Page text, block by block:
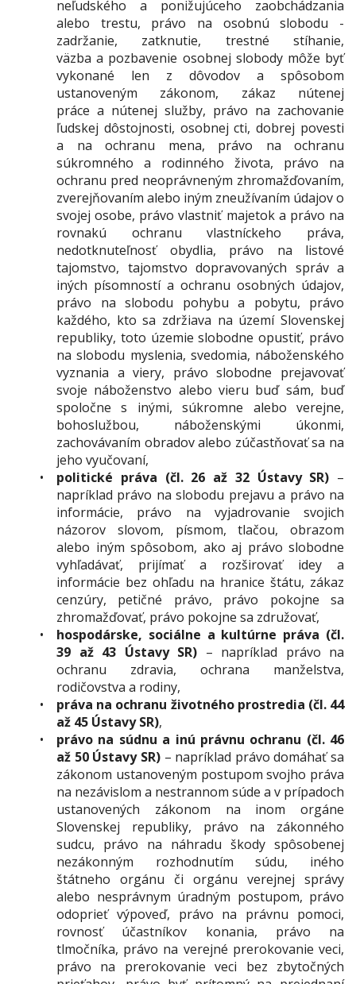
neľudského a ponižujúceho zaobchádzania
alebo trestu, právo na osobnú slobodu -
zadržanie, zatknutie, trestné stíhanie,
väzba a pozbavenie osobnej slobody môže byť
vykonané len z dôvodov a spôsobom
ustanoveným zákonom, zákaz nútenej
práce a nútenej služby, právo na zachovanie
ľudskej dôstojnosti, osobnej cti, dobrej povesti
a na ochranu mena, právo na ochranu
súkromného a rodinného života, právo na
ochranu pred neoprávneným zhromažďovaním,
zverejňovaním alebo iným zneužívaním údajov o
svojej osobe, právo vlastniť majetok a právo na
rovnakú ochranu vlastníckeho práva,
nedotknuteľnosť obydlia, právo na listové
tajomstvo, tajomstvo dopravovaných správ a
iných písomností a ochranu osobných údajov,
právo na slobodu pohybu a pobytu, právo
každého, kto sa zdržiava na území Slovenskej
republiky, toto územie slobodne opustiť, právo
na slobodu myslenia, svedomia, náboženského
vyznania a viery, právo slobodne prejavovať
svoje náboženstvo alebo vieru buď sám, buď
spoločne s inými, súkromne alebo verejne,
bohoslužbou, náboženskými úkonmi,
zachovávaním obradov alebo zúčastňovať sa na
jeho vyučovaní,
politické práva (čl. 26 až 32 Ústavy SR) –
napríklad právo na slobodu prejavu a právo na
informácie, právo na vyjadrovanie svojich
názorov slovom, písmom, tlačou, obrazom
alebo iným spôsobom, ako aj právo slobodne
vyhľadávať, prijímať a rozširovať idey a
informácie bez ohľadu na hranice štátu, zákaz
cenzúry, petičné právo, právo pokojne sa
zhromažďovať, právo pokojne sa združovať,
hospodárske, sociálne a kultúrne práva (čl.
39 až 43 Ústavy SR) – napríklad právo na
ochranu zdravia, ochrana manželstva,
rodičovstva a rodiny,
práva na ochranu životného prostredia (čl. 44
až 45 Ústavy SR),
právo na súdnu a inú právnu ochranu (čl. 46
až 50 Ústavy SR) – napríklad právo domáhať sa
zákonom ustanoveným postupom svojho práva
na nezávislom a nestrannom súde a v prípadoch
ustanovených zákonom na inom orgáne
Slovenskej republiky, právo na zákonného
sudcu, právo na náhradu škody spôsobenej
nezákonným rozhodnutím súdu, iného
štátneho orgánu či orgánu verejnej správy
alebo nesprávnym úradným postupom, právo
odoprieť výpoveď, právo na právnu pomoci,
rovnosť účastníkov konania, právo na
tlmočníka, právo na verejné prerokovanie veci,
právo na prerokovanie veci bez zbytočných